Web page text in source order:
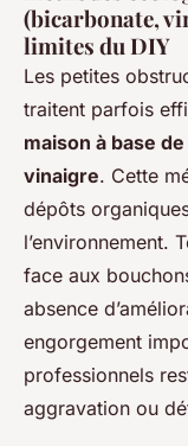
(bicarbonate,
limites du DIY
Les petites
traitent parfois
maison à base
vinaigre. Cette
dépôts
l’environnement.
face aux
absence
engorgement
professionnels
aggravation ou